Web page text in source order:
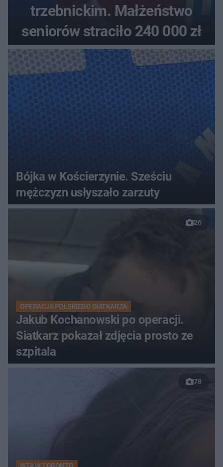
trzebnickim. Małżeństwo
seniorów straciło 240 000 zł
Bójka w Kościerzynie. Sześciu
mężczyzn usłyszało zarzuty
26
OPERACJA POLSKIEGO SIATKARZA
Jakub Kochanowski po operacji.
Siatkarz pokazał zdjęcia prosto ze
szpitala
78